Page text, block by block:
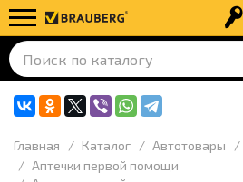
Главная Каталог Автотовары
Аптечки первой помощи